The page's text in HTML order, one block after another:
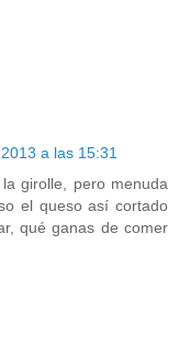
a las 15:31
girolle, pero menuda
el queso así cortado
qué ganas de comer